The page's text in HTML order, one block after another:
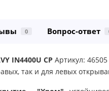
0 Вопрос-ответ
IN4400U CP Артикул:
так и для левых